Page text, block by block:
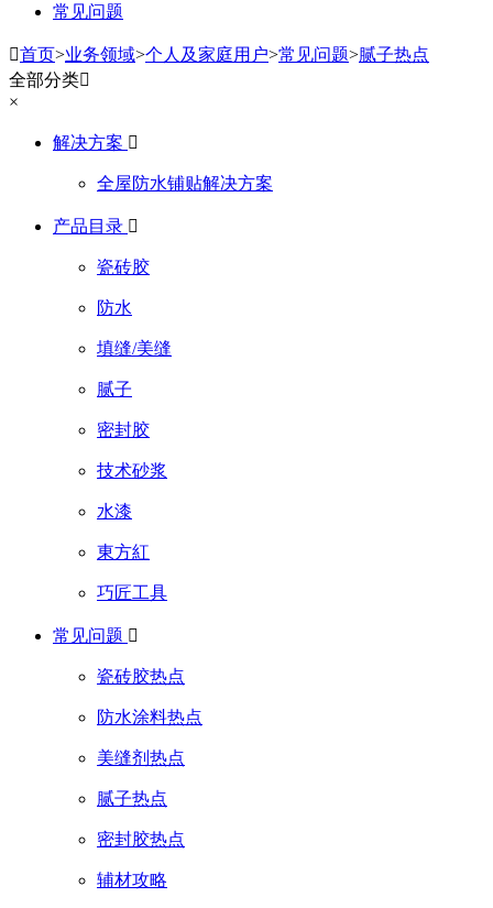
常见问题
首页>业务领域>个人及家庭用户>常见问题>腻子热点
全部分类
×
解决方案 
全屋防水铺贴解决方案
产品目录 
瓷砖胶
防水
填缝/美缝
腻子
密封胶
技术砂浆
水漆
東方紅
巧匠工具
常见问题 
瓷砖胶热点
防水涂料热点
美缝剂热点
腻子热点
密封胶热点
辅材攻略